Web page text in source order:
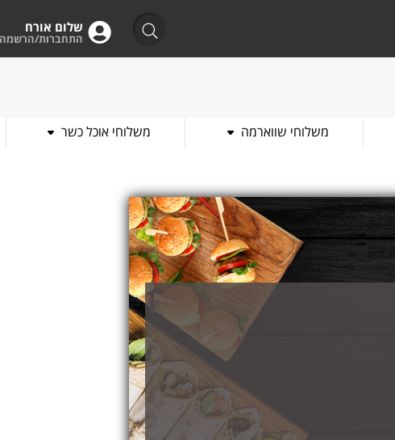
שלום אורח
התחברות/הרשמה
משלוחי שווארמה משלוחי אוכל כשר